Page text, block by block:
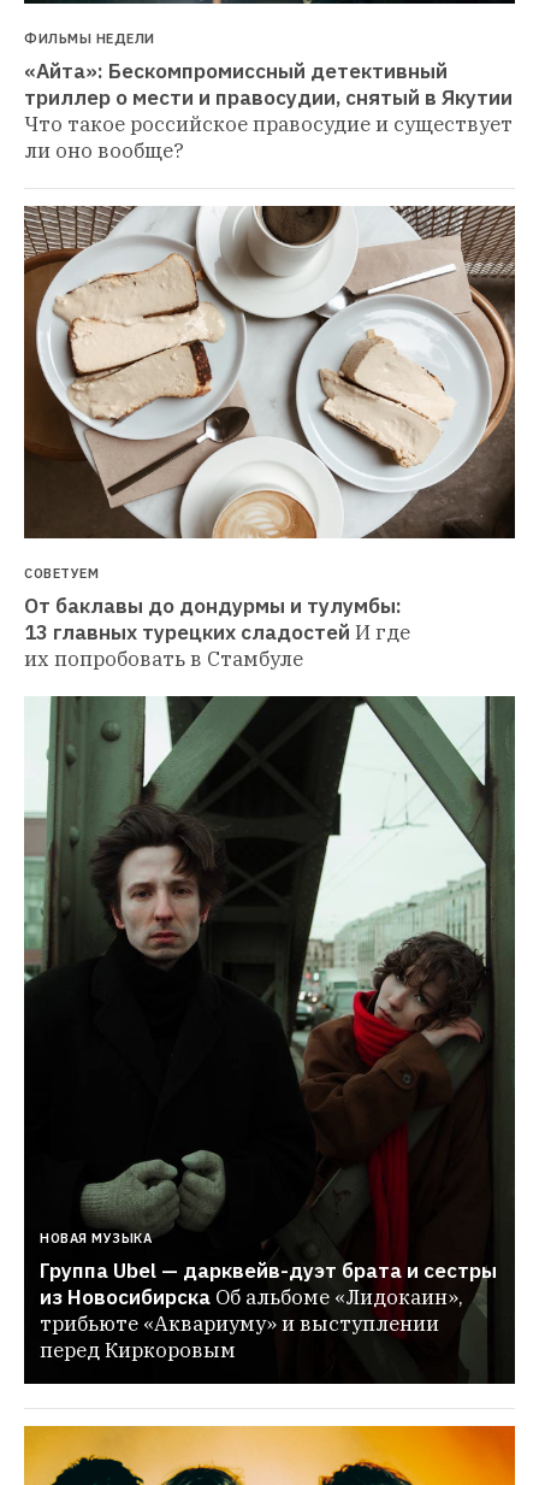
ФИЛЬМЫ НЕДЕЛИ
«Айта»: Бескомпромиссный детективный
триллер о мести и правосудии, снятый в Якутии
Что такое российское правосудие и существует
ли оно вообще?
СОВЕТУЕМ
От баклавы до дондурмы и тулумбы:
13 главных турецких сладостей И где
их попробовать в Стамбуле
НОВАЯ МУЗЫКА
Группа Ubel — дарквейв-дуэт брата и сестры
из Новосибирска Об альбоме «Лидокаин»,
трибьюте «Аквариуму» и выступлении
перед Киркоровым